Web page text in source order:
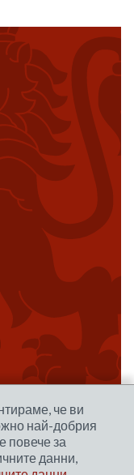
че ви
най-добрия
повече за
данни,